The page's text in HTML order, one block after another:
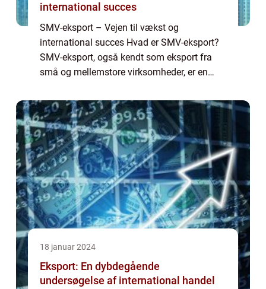
international succes
SMV-eksport – Vejen til vækst og
international succes Hvad er SMV-eksport?
SMV-eksport, også kendt som eksport fra
små og mellemstore virksomheder, er en
internationale scene. SMV’er udgør en stor ...
18 januar 2024
Eksport: En dybdegående
undersøgelse af international handel